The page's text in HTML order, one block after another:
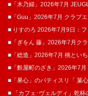
■「木乃婦」2026年7月
■「Guu」2026年7月 クラブ
■ りすのろ 2026年7月9日：
■「ぎをん 藤」2026年7月ク
■「総造」2026年7月 桃といち
■「麩屋町のざき」2026年7月
■「果心」のパティスリ「 菓​
■ 「カフェ･ヴェルディ」乾杯